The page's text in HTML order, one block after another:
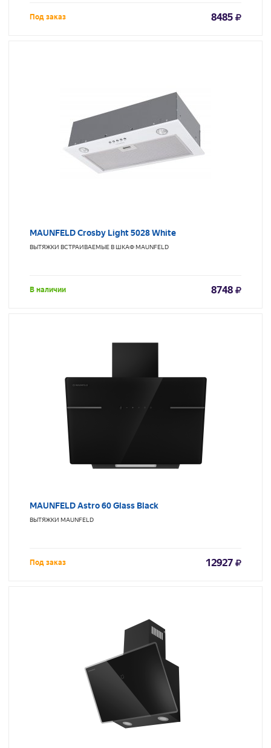
Под заказ 8485
MAUNFELD Crosby Light 5028 White
ВЫТЯЖКИ ВСТРАИВАЕМЫЕ В ШКАФMAUNFELD
В наличии 8748
MAUNFELD Astro 60 Glass Black
ВЫТЯЖКИ MAUNFELD
Под заказ 12927